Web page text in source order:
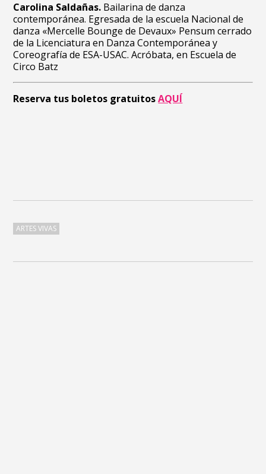
Carolina Saldañas. Bailarina de danza
contemporánea. Egresada de la escuela Nacional de
danza «Mercelle Bounge de Devaux» Pensum cerrado
de la Licenciatura en Danza Contemporánea y
Coreografía de ESA-USAC. Acróbata, en Escuela de
Circo Batz
Reserva tus boletos gratuitosAQUÍ
ARTES VIVAS